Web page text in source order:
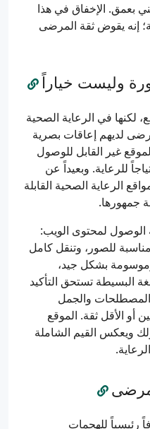
بعمق. الإخفاق في هذا
إنه يقوض ثقة المرضى
وليست خياراً
لكنها في الرعاية الصحية
لديهم إعاقات بصرية
غير القابل للوصول
للرعاية. وبعيداً عن
الرعاية الصحية القابلة
جمهورها.
الوصول لمحتوى الويب:
للصور، وتنقل كامل
بشكل جيد،
البسيطة تستحق التأكيد
والجمل
أو الأقل ثقة. الموقع
ويعكس القيم الشاملة
رئيسياً للهجمات